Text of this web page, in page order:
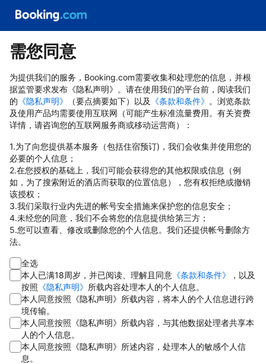
需您同意
为提供我们的服务，Booking.com需要收集和处理您的信息，并根
据监管要求发布《隐私声明》。请在使用我们的平台前，阅读我们
的 《隐私声明》 （要点摘要如下）以及 《条款和条件》 。浏览条款
及使用产品均需要使用互联网（可能产生标准流量费用。有关资费
详情，请咨询您的互联网服务商或移动运营商）：
1.为了向您提供基本服务（包括住宿预订)，我们会收集并使用您的
必要的个人信息；
2.在您授权的基础上，我们可能会获得您的其他权限或信息（例
如，为了搜索附近的酒店而获取的位置信息），您有权拒绝或撤销
该授权；
3.我们采取行业内先进的帐号安全措施来保护您的信息安全；
4.未经您的同意，我们不会将您的信息提供给第三方；
5.您可以查看、修改或删除您的个人信息。我们还提供帐号删除方
法。
全选
本人已满18周岁，并已阅读、理解且同意 《条款和条件》
，以及
按照 《隐私声明》 所载内容处理本人的个人信息。
本人同意按照《隐私声明》所载内容，将本人的个人信息进行跨
境传输。
本人同意按照《隐私声明》所载内容，与其他数据处理者共享本
人的个人信息。
本人同意按照《隐私声明》所述内容，处理本人的敏感个人信
息。